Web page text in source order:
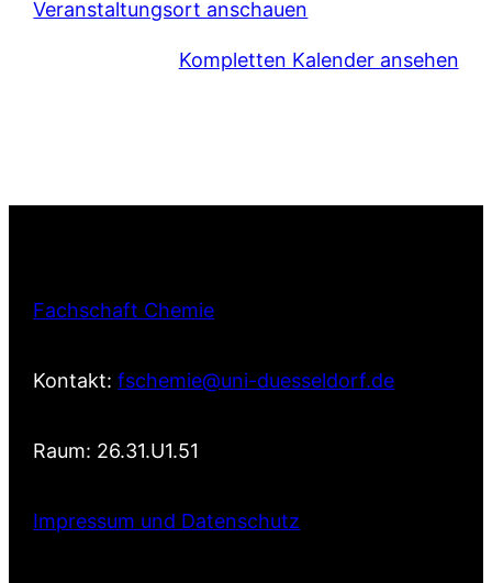
Veranstaltungsort anschauen
Kompletten Kalender ansehen
Fachschaft Chemie
Kontakt:fschemie@uni-duesseldorf.de
Raum: 26.31.U1.51
Impressum und Datenschutz